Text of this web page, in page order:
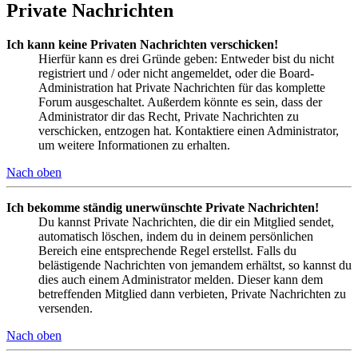
Private Nachrichten
Ich kann keine Privaten Nachrichten verschicken!
Hierfür kann es drei Gründe geben: Entweder bist du nicht
registriert und / oder nicht angemeldet, oder die Board-
Administration hat Private Nachrichten für das komplette
Forum ausgeschaltet. Außerdem könnte es sein, dass der
Administrator dir das Recht, Private Nachrichten zu
verschicken, entzogen hat. Kontaktiere einen Administrator,
um weitere Informationen zu erhalten.
Nach oben
Ich bekomme ständig unerwünschte Private Nachrichten!
Du kannst Private Nachrichten, die dir ein Mitglied sendet,
automatisch löschen, indem du in deinem persönlichen
Bereich eine entsprechende Regel erstellst. Falls du
belästigende Nachrichten von jemandem erhältst, so kannst du
dies auch einem Administrator melden. Dieser kann dem
betreffenden Mitglied dann verbieten, Private Nachrichten zu
versenden.
Nach oben